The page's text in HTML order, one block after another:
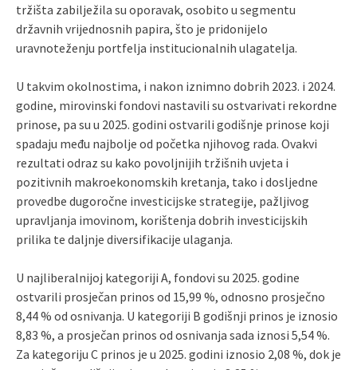
tržišta zabilježila su oporavak, osobito u segmentu
državnih vrijednosnih papira, što je pridonijelo
uravnoteženju portfelja institucionalnih ulagatelja.
U takvim okolnostima, i nakon iznimno dobrih 2023. i 2024.
godine, mirovinski fondovi nastavili su ostvarivati rekordne
prinose, pa su u 2025. godini ostvarili godišnje prinose koji
spadaju među najbolje od početka njihovog rada. Ovakvi
rezultati odraz su kako povoljnijih tržišnih uvjeta i
pozitivnih makroekonomskih kretanja, tako i dosljedne
provedbe dugoročne investicijske strategije, pažljivog
upravljanja imovinom, korištenja dobrih investicijskih
prilika te daljnje diversifikacije ulaganja.
U najliberalnijoj kategoriji A, fondovi su 2025. godine
ostvarili prosječan prinos od 15,99 %, odnosno prosječno
8,44 % od osnivanja. U kategoriji B godišnji prinos je iznosio
8,83 %, a prosječan prinos od osnivanja sada iznosi 5,54 %.
Za kategoriju C prinos je u 2025. godini iznosio 2,08 %, dok je